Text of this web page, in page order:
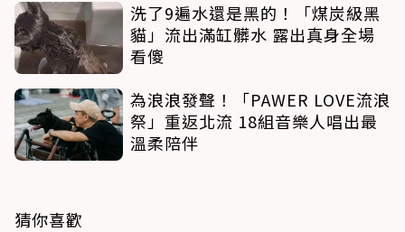
洗了9遍水還是黑的！「煤炭級黑
貓」流出滿缸髒水 露出真身全場
看傻
為浪浪發聲！「PAWER LOVE流浪
祭」重返北流 18組音樂人唱出最
溫柔陪伴
猜你喜歡